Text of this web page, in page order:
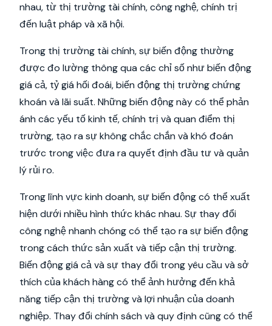
nhau, từ thị trường tài chính, công nghệ, chính trị
đến luật pháp và xã hội.
Trong thị trường tài chính, sự biến động thường
được đo lường thông qua các chỉ số như biến động
giá cả, tỷ giá hối đoái, biến động thị trường chứng
khoán và lãi suất. Những biến động này có thể phản
ánh các yếu tố kinh tế, chính trị và quan điểm thị
trường, tạo ra sự không chắc chắn và khó đoán
trước trong việc đưa ra quyết định đầu tư và quản
lý rủi ro.
Trong lĩnh vực kinh doanh, sự biến động có thể xuất
hiện dưới nhiều hình thức khác nhau. Sự thay đổi
công nghệ nhanh chóng có thể tạo ra sự biến động
trong cách thức sản xuất và tiếp cận thị trường.
Biến động giá cả và sự thay đổi trong yêu cầu và sở
thích của khách hàng có thể ảnh hưởng đến khả
năng tiếp cận thị trường và lợi nhuận của doanh
nghiệp. Thay đổi chính sách và quy định cũng có thể